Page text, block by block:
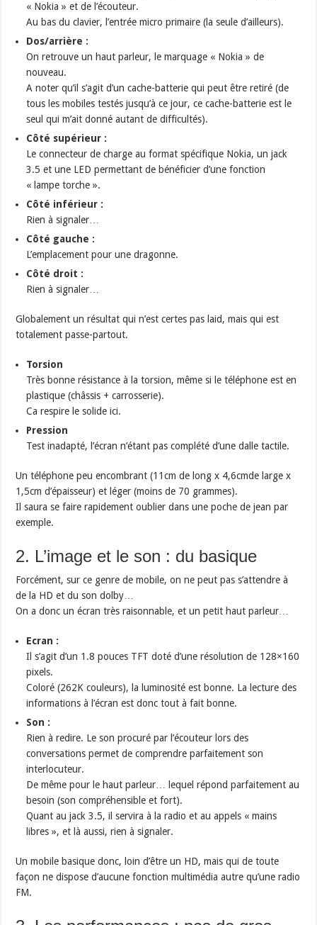
« Nokia » et de l’écouteur.
Au bas du clavier, l’entrée micro primaire (la seule d’ailleurs).
Dos/arrière :
On retrouve un haut parleur, le marquage « Nokia » de
nouveau.
A noter qu’il s’agit d’un cache-batterie qui peut être retiré (de
tous les mobiles testés jusqu’à ce jour, ce cache-batterie est le
seul qui m’ait donné autant de difficultés).
Côté supérieur :
Le connecteur de charge au format spécifique Nokia, un jack
3.5 et une LED permettant de bénéficier d’une fonction
« lampe torche ».
Côté inférieur :
Rien à signaler…
Côté gauche :
L’emplacement pour une dragonne.
Côté droit :
Rien à signaler…
Globalement un résultat qui n’est certes pas laid, mais qui est
totalement passe-partout.
Torsion
Très bonne résistance à la torsion, même si le téléphone est en
plastique (châssis + carrosserie).
Ca respire le solide ici.
Pression
Test inadapté, l’écran n’étant pas complété d’une dalle tactile.
Un téléphone peu encombrant (11cm de long x 4,6cmde large x
1,5cm d’épaisseur) et léger (moins de 70 grammes).
Il saura se faire rapidement oublier dans une poche de jean par
exemple.
2. L’image et le son : du basique
Forcément, sur ce genre de mobile, on ne peut pas s’attendre à
de la HD et du son dolby…
On a donc un écran très raisonnable, et un petit haut parleur…
Ecran :
Il s’agit d’un 1.8 pouces TFT doté d’une résolution de 128×160
pixels.
Coloré (262K couleurs), la luminosité est bonne. La lecture des
informations à l’écran est donc tout à fait bonne.
Son :
Rien à redire. Le son procuré par l’écouteur lors des
conversations permet de comprendre parfaitement son
interlocuteur.
De même pour le haut parleur… lequel répond parfaitement au
besoin (son compréhensible et fort).
Quant au jack 3.5, il servira à la radio et au appels « mains
libres », et là aussi, rien à signaler.
Un mobile basique donc, loin d’être un HD, mais qui de toute
façon ne dispose d’aucune fonction multimédia autre qu’une radio
FM.